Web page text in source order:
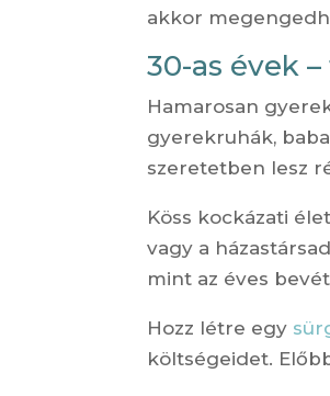
akkor
30-as évek
Hamarosan
gyerekruhák,
szeretetben lesz
Köss kockázati
vagy a
mint az éves
Hozz létre egy
költségeidet.